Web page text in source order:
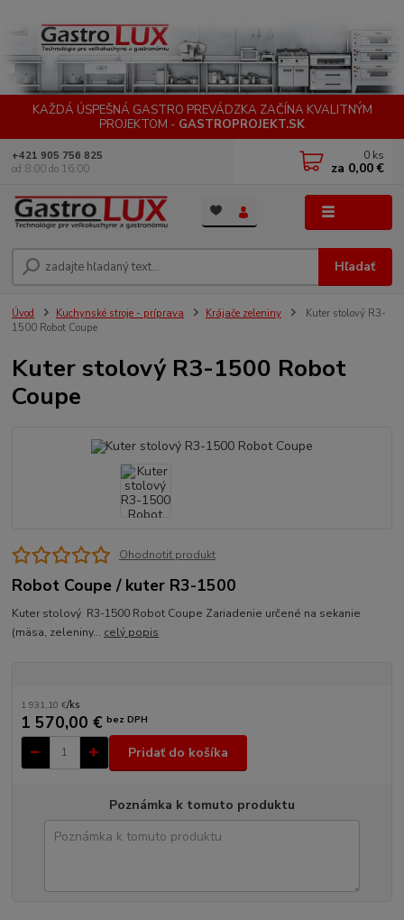
KAŽDÁ ÚSPEŠNÁ GASTRO PREVÁDZKA ZAČÍNA KVALITNÝM
PROJEKTOM - GASTROPROJEKT.SK
Hľadať
+421 905 756 825
od 8:00 do 16:00
0 ks
za 0,00 €
Úvod Kuchynské stroje - príprava Krájače zeleniny
Kuter stolový R3-
1500 Robot Coupe
Kuter stolový R3-1500 Robot
Coupe
Ohodnotiť produkt
Robot Coupe / kuter R3-1500
Kuter stolový R3-1500 Robot Coupe Zariadenie určené na sekanie
(mäsa, zeleniny... celý popis
1 931,10 €/ks
1 570,00 € bez DPH
Pridať do košíka
Poznámka k tomuto produktu